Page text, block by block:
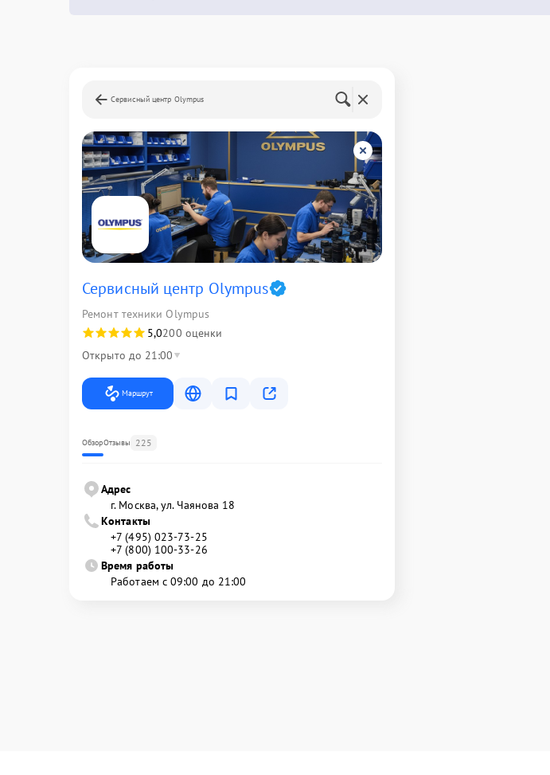
Сервисный центр Olympus
Сервисный центр Olympus
Ремонт техники Olympus
5,0200 оценки
Открыто до 21:00
Маршрут
ОбзорОтзывы 225
Адрес
г. Москва, ул. Чаянова 18
Контакты
+7 (495) 023-73-25
+7 (800) 100-33-26
Время работы
Работаем с 09:00 до 21:00